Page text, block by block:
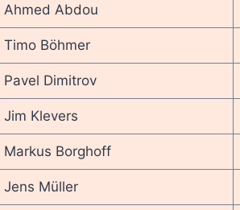
Ahmed Abdou
Timo Böhmer
Pavel Dimitrov
Jim Klevers
Markus Borghoff
Jens Müller